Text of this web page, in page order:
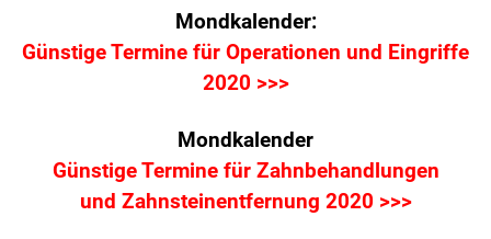
Mondkalender:
Günstige Termine für Operationen und Eingriffe
2020 >>>
Mondkalender
Günstige Termine für Zahnbehandlungen
und Zahnsteinentfernung 2020 >>>